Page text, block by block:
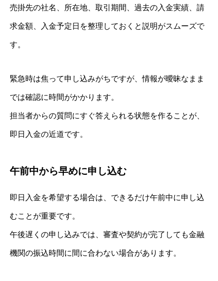
売掛先の社名、所在地、取引期間、過去の入金実績、請
求金額、入金予定日を整理しておくと説明がスムーズで
す。
緊急時は焦って申し込みがちですが、情報が曖昧なまま
では確認に時間がかかります。
担当者からの質問にすぐ答えられる状態を作ることが、
即日入金の近道です。
午前中から早めに申し込む
即日入金を希望する場合は、できるだけ午前中に申し込
むことが重要です。
午後遅くの申し込みでは、審査や契約が完了しても金融
機関の振込時間に間に合わない場合があります。